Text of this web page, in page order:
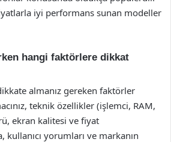
iyi performans sunan modeller
hangi faktörlere dikkat
almanız gereken faktörler
teknik özellikler (işlemci, RAM,
ekran kalitesi ve fiyat
kullanıcı yorumları ve markanın